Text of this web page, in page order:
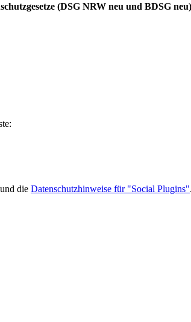
(DSG NRW neu und BDSG
und die Datenschutzhinweise für "Social Plugins".